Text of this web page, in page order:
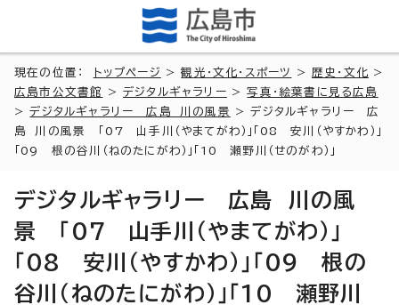
現在の位置： トップページ >観光・文化・スポーツ > 歴史・文化 >
広島市公文書館
>デジタルギャラリー >写真・絵葉書に見る広島
>デジタルギャラリー 広島 川の風景
> デジタルギャラリー 広
島 川の風景 「07 山手川（やまてがわ）」「08 安川（やすかわ）」
「09 根の谷川（ねのたにがわ）」「10 瀬野川（せのがわ）」
デジタルギャラリー 広島 川の風
景 「07 山手川（やまてがわ）」
「08 安川（やすかわ）」「09 根の
谷川（ねのたにがわ）」「10 瀬野川